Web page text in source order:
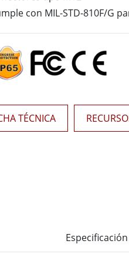
de IA
AI
AI
Panel
con MIL-STD-810F/G
TÉCNICA
Especificación